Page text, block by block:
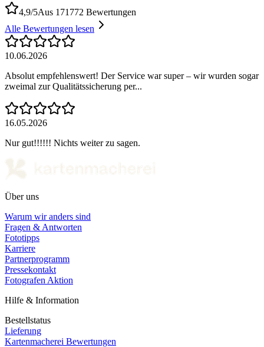
4,9/5Aus 171772 Bewertungen
Alle Bewertungen lesen
10.06.2026
Absolut empfehlenswert! Der Service war super – wir wurden sogar
zweimal zur Qualitätssicherung per...
16.05.2026
Nur gut!!!!!! Nichts weiter zu sagen.
Über uns
Warum wir anders sind
Fragen & Antworten
Fototipps
Karriere
Partnerprogramm
Pressekontakt
Fotografen Aktion
Hilfe & Information
Bestellstatus
Lieferung
Kartenmacherei Bewertungen